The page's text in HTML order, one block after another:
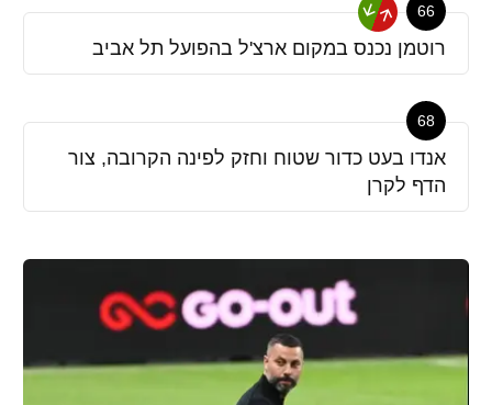
66
רוטמן נכנס במקום ארצ'ל בהפועל תל אביב
68
אנדו בעט כדור שטוח וחזק לפינה הקרובה, צור
הדף לקרן